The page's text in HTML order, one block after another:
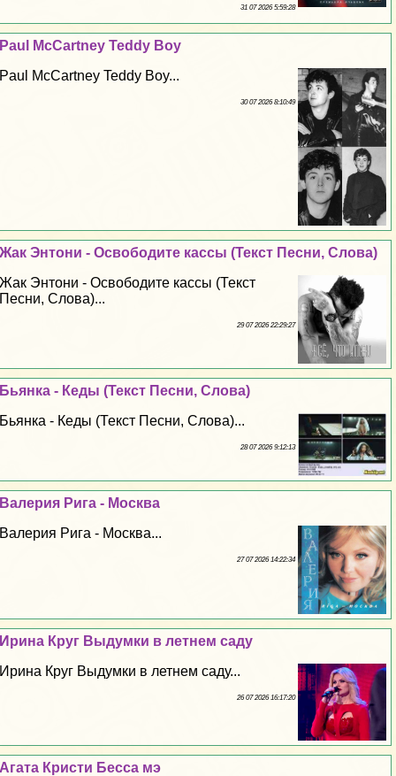
31 07 2026 5:59:28
Paul McCartney Teddy Boy
Paul McCartney Teddy Boy...
30 07 2026 8:10:49
Жак Энтони - Освободите кассы (Текст Песни, Слова)
Жак Энтони - Освободите кассы (Текст
Песни, Слова)...
29 07 2026 22:29:27
Бьянка - Кеды (Текст Песни, Слова)
Бьянка - Кеды (Текст Песни, Слова)...
28 07 2026 9:12:13
Валерия Рига - Москва
Валерия Рига - Москва...
27 07 2026 14:22:34
Ирина Круг Выдумки в летнем саду
Ирина Круг Выдумки в летнем саду...
26 07 2026 16:17:20
Агата Кристи Бесса мэ